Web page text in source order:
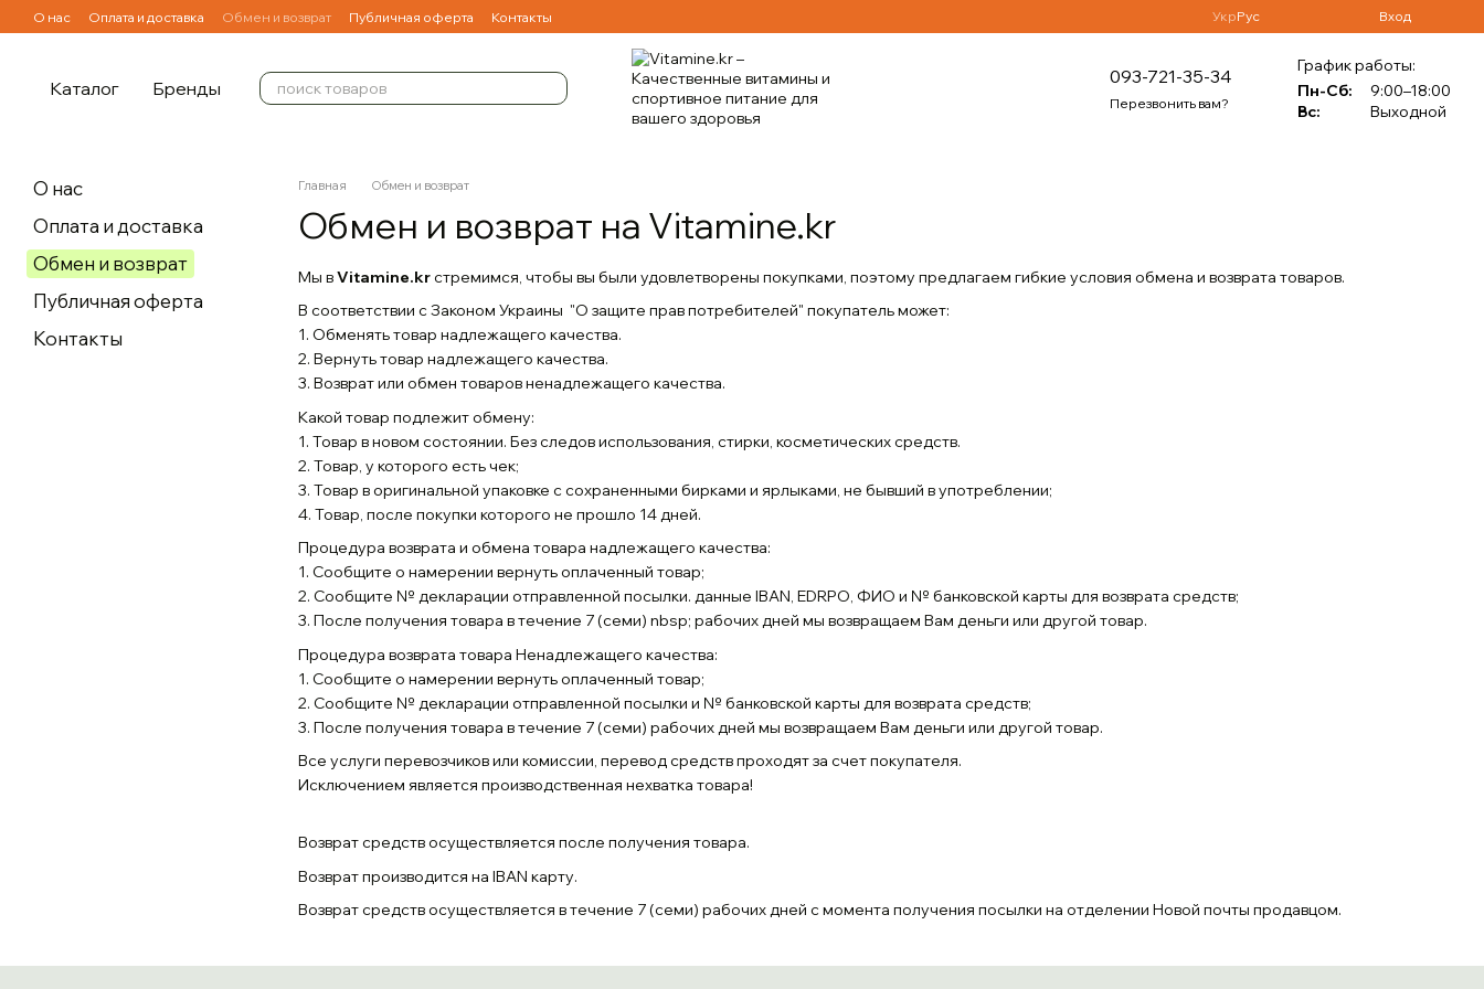
Перейти к основному контенту
О нас Оплата и доставка Обмен и возврат Публичная оферта Контакты УкрРус Вход
Каталог Бренды
093-721-35-34
Перезвонить вам?
График работы:
Пн-Сб:
9:00–18:00
Вс:
Выходной
Главная Обмен и возврат
Обмен и возврат на Vitamine.kr
Мы вVitamine.krстремимся, чтобы вы были удовлетворены покупками, поэтому предлагаем гибкие условия обмена и возврата товаров.
В соответствии с Законом Украины "О защите прав потребителей" покупатель может:
1. Обменять товар надлежащего качества.
2. Вернуть товар надлежащего качества.
3. Возврат или обмен товаров ненадлежащего качества.
Какой товар подлежит обмену:
1. Товар в новом состоянии. Без следов использования, стирки, косметических средств.
2. Товар, у которого есть чек;
3. Товар в оригинальной упаковке с сохраненными бирками и ярлыками, не бывший в употреблении;
4. Товар, после покупки которого не прошло 14 дней.
Процедура возврата и обмена товара надлежащего качества:
1. Сообщите о намерении вернуть оплаченный товар;
2. Сообщите № декларации отправленной посылки. данные IBAN, EDRPO, ФИО и № банковской карты для возврата средств;
3. После получения товара в течение 7 (семи) nbsp; рабочих дней мы возвращаем Вам деньги или другой товар.
Процедура возврата товара Ненадлежащего качества:
1. Сообщите о намерении вернуть оплаченный товар;
2. Сообщите № декларации отправленной посылки и № банковской карты для возврата средств;
3. После получения товара в течение 7 (семи) рабочих дней мы возвращаем Вам деньги или другой товар.
Все услуги перевозчиков или комиссии, перевод средств проходят за счет покупателя.
Исключением является производственная нехватка товара!
Возврат средств осуществляется после получения товара.
Возврат производится на IBAN карту.
Возврат средств осуществляется в течение 7 (семи) рабочих дней с момента получения посылки на отделении Новой почты продавцом.
О нас
Оплата и доставка
Обмен и возврат
Публичная оферта
Контакты